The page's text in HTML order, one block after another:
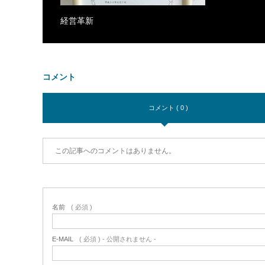
経営革新
コメント
コメント ( 0 )
この記事へのコメントはありません。
名前 ( 必須 )
E-MAIL ( 必須 ) - 公開されません -